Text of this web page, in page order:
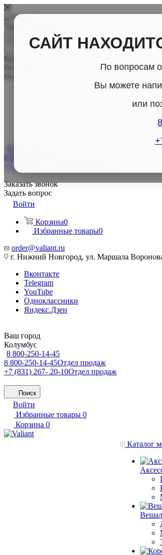
САЙТ
По вопросам
Вы можете
или
Товары для дома
Каталог
По всему сайту
По каталогу
8 800-250-14-45
+7 (831) 267- 20-10
Заказать звонок
Задать вопрос
Войти
Корзина0
Избранные товары0
order@valiant.ru
г. Нижний Новгород, ул. Маршала
Вконтакте
Telegram
YouTube
Одноклассники
Яндекс.Дзен
Ваш город
Колумбус
8 800-250-14-45
8 800-250-14-45Отдел продаж
+7 (831) 267- 20-10Отдел продаж
Поиск
Войти
Избранные товары 0
Корзина 0
Каталог